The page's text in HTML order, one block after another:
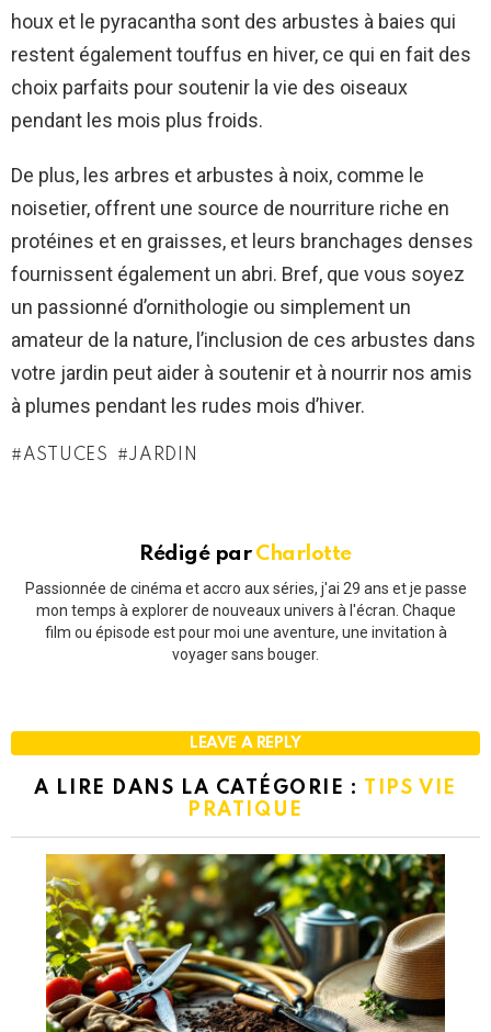
houx et le pyracantha sont des arbustes à baies qui
restent également touffus en hiver, ce qui en fait des
choix parfaits pour soutenir la vie des oiseaux
pendant les mois plus froids.
De plus, les arbres et arbustes à noix, comme le
noisetier, offrent une source de nourriture riche en
protéines et en graisses, et leurs branchages denses
fournissent également un abri. Bref, que vous soyez
un passionné d’ornithologie ou simplement un
amateur de la nature, l’inclusion de ces arbustes dans
votre jardin peut aider à soutenir et à nourrir nos amis
à plumes pendant les rudes mois d’hiver.
ASTUCES JARDIN
Rédigé par Charlotte
Passionnée de cinéma et accro aux séries, j'ai 29 ans et je passe
mon temps à explorer de nouveaux univers à l'écran. Chaque
film ou épisode est pour moi une aventure, une invitation à
voyager sans bouger.
LEAVE A REPLY
A LIRE DANS LA CATÉGORIE : TIPS VIE
PRATIQUE